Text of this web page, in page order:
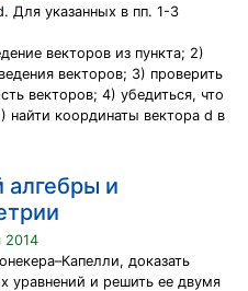
Для указанных в пп. 1-3
векторов из пункта; 2)
векторов; 3) проверить
векторов; 4) убедиться, что
найти координаты вектора d в
алгебры и
2014
доказать
уравнений и решить ее двумя